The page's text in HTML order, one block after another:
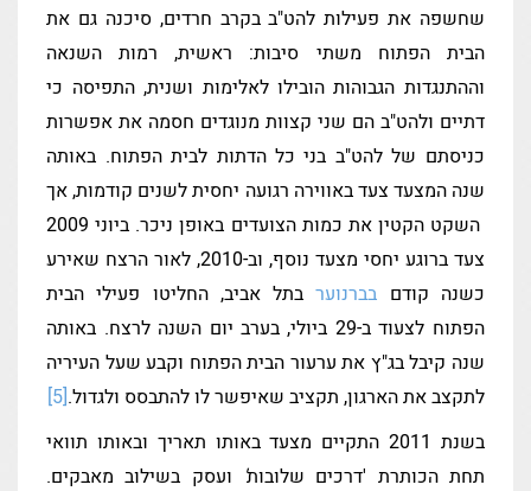
שחשפה את פעילות להט"ב בקרב חרדים, סיכנה גם את
הבית הפתוח משתי סיבות: ראשית, רמות השנאה
וההתנגדות הגבוהות הובילו לאלימות ושנית, התפיסה כי
דתיים ולהט"ב הם שני קצוות מנוגדים חסמה את אפשרות
כניסתם של להט"ב בני כל הדתות לבית הפתוח. באותה
שנה המצעד צעד באווירה רגועה יחסית לשנים קודמות, אך
השקט הקטין את כמות הצועדים באופן ניכר. ביוני 2009
צעד ברוגע יחסי מצעד נוסף, וב-2010, לאור הרצח שאירע
כשנה קודם בברנוערבתל אביב, החליטו פעילי הבית
הפתוח לצעוד ב-29 ביולי, בערב יום השנה לרצח. באותה
שנה קיבל בג"ץ את ערעור הבית הפתוח וקבע שעל העיריה
לתקצב את הארגון, תקציב שאיפשר לו להתבסס ולגדול.[5]
בשנת 2011 התקיים מצעד באותו תאריך ובאותו תוואי
תחת הכותרת 'דרכים שלובות ועסק בשילוב מאבקים.